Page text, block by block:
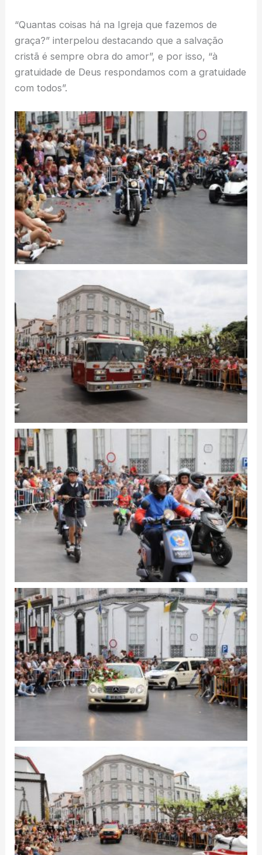
“Quantas coisas há na Igreja que fazemos de
graça?” interpelou destacando que a salvação
cristã é sempre obra do amor”, e por isso, “à
gratuidade de Deus respondamos com a gratuidade
com todos”.